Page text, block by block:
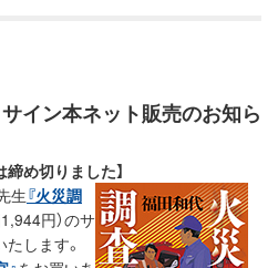
イン本ネット販売のお知ら
め切りました】
生『火災調
円）のサ
します。